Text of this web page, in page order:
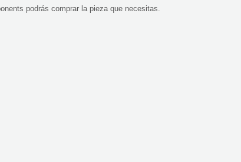
podrás comprar la pieza que necesitas.